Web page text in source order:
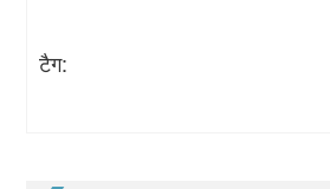
टैग: